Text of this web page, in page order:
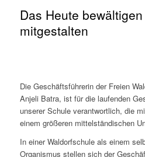
Das Heute
mitgestalten
Die Geschäftsführerin der Freien
Anjeli Batra, ist für die laufenden
unserer Schule verantwortlich, die
einem größeren mittelständischen
In einer Waldorfschule als einem
Organismus stellen sich der